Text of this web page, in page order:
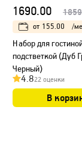
1690.00
от 155.00 /
Набор для
подстветкой (Дуб
Черный)
4.822 оценки
В